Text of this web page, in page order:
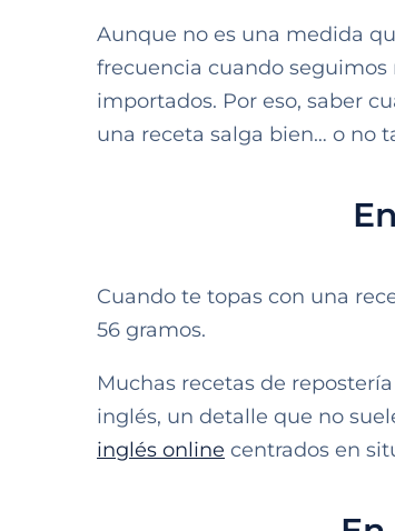
Aunque no es una medida
frecuencia cuando
importados. Por eso, saber
una receta salga bien… o no
Cuando te topas con una
56 gramos.
Muchas recetas de
inglés, un detalle que no
inglés online centrados en